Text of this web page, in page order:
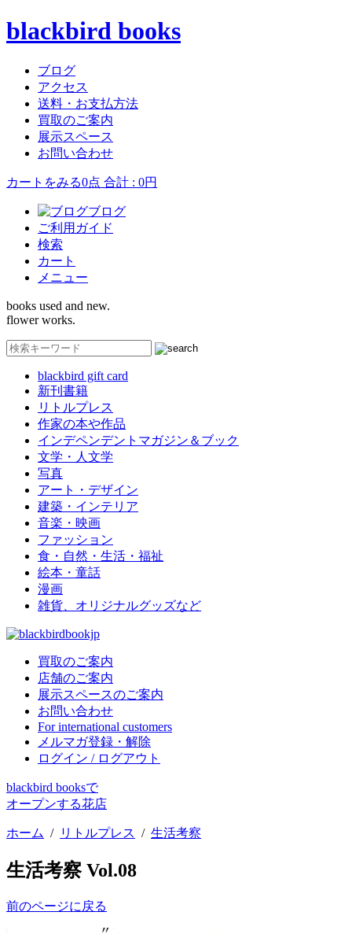
blackbird books
ブログ
アクセス
送料・お支払方法
買取のご案内
展示スペース
お問い合わせ
カートをみる0点 合計 : 0円
ブログ
ご利用ガイド
検索
カート
メニュー
books used and new.
flower works.
blackbird gift card
新刊書籍
リトルプレス
作家の本や作品
インデペンデントマガジン＆ブック
文学・人文学
写真
アート・デザイン
建築・インテリア
音楽・映画
ファッション
食・自然・生活・福祉
絵本・童話
漫画
雑貨、オリジナルグッズなど
買取のご案内
店舗のご案内
展示スペースのご案内
お問い合わせ
For international customers
メルマガ登録・解除
ログイン / ログアウト
blackbird booksで
オープンする花店
ホーム / リトルプレス / 生活考察
生活考察 Vol.08
前のページに戻る